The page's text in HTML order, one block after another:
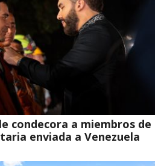
condecora a miembros de
enviada a Venezuela